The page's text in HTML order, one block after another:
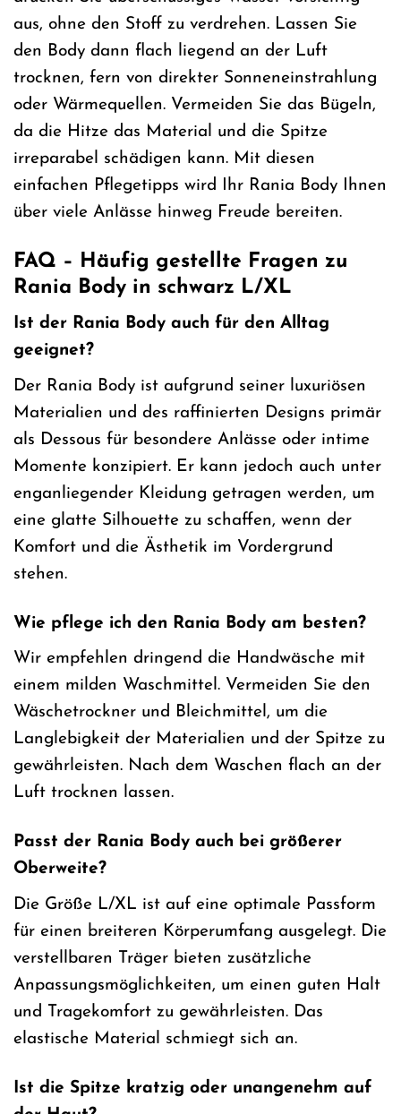
aus, ohne den Stoff zu verdrehen. Lassen Sie
den Body dann flach liegend an der Luft
trocknen, fern von direkter Sonneneinstrahlung
oder Wärmequellen. Vermeiden Sie das Bügeln,
da die Hitze das Material und die Spitze
irreparabel schädigen kann. Mit diesen
einfachen Pflegetipps wird Ihr Rania Body Ihnen
über viele Anlässe hinweg Freude bereiten.
FAQ – Häufig gestellte Fragen zu
Rania Body in schwarz L/XL
Ist der Rania Body auch für den Alltag
geeignet?
Der Rania Body ist aufgrund seiner luxuriösen
Materialien und des raffinierten Designs primär
als Dessous für besondere Anlässe oder intime
Momente konzipiert. Er kann jedoch auch unter
enganliegender Kleidung getragen werden, um
eine glatte Silhouette zu schaffen, wenn der
Komfort und die Ästhetik im Vordergrund
stehen.
Wie pflege ich den Rania Body am besten?
Wir empfehlen dringend die Handwäsche mit
einem milden Waschmittel. Vermeiden Sie den
Wäschetrockner und Bleichmittel, um die
Langlebigkeit der Materialien und der Spitze zu
gewährleisten. Nach dem Waschen flach an der
Luft trocknen lassen.
Passt der Rania Body auch bei größerer
Oberweite?
Die Größe L/XL ist auf eine optimale Passform
für einen breiteren Körperumfang ausgelegt. Die
verstellbaren Träger bieten zusätzliche
Anpassungsmöglichkeiten, um einen guten Halt
und Tragekomfort zu gewährleisten. Das
elastische Material schmiegt sich an.
Ist die Spitze kratzig oder unangenehm auf